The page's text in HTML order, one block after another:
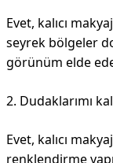
Evet, kalıcı
seyrek bölgeler
görünüm elde
2. Dudaklarımı
Evet, kalıcı
renklendirme